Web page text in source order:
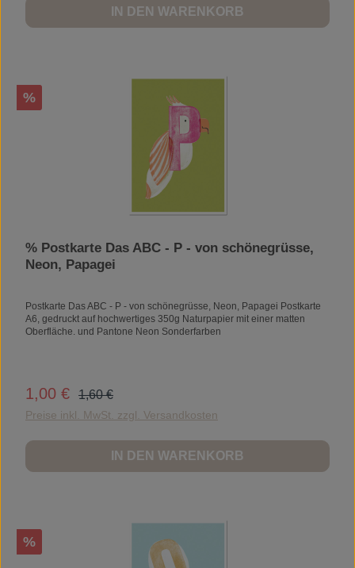
IN DEN WARENKORB
Rabatt
%
% Postkarte Das ABC - P - von schönegrüsse,
Neon, Papagei
Postkarte Das ABC - P - von schönegrüsse, Neon, Papagei Postkarte
A6, gedruckt auf hochwertiges 350g Naturpapier mit einer matten
Oberfläche. und Pantone Neon Sonderfarben
Verkaufspreis:
1,00 € Regulärer Preis:
1,60 €
Preise inkl. MwSt. zzgl. Versandkosten
IN DEN WARENKORB
Rabatt
%